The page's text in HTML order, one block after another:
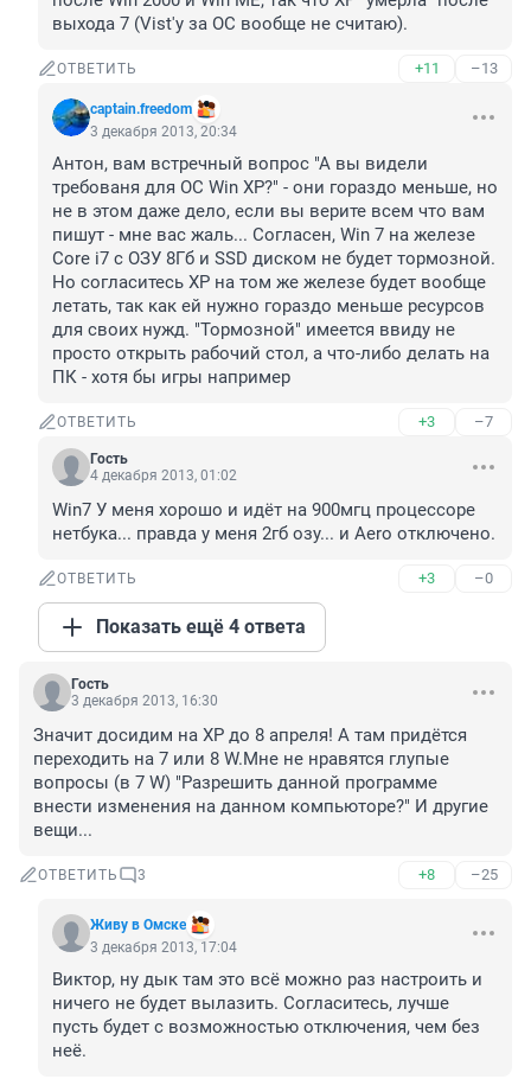
выхода 7 (Vist'у за ОС вообще не считаю).
ОТВЕТИТЬ +11 –13
captain.freedom
3 декабря 2013, 20:34
Антон, вам встречный вопрос "А вы видели
требованя для ОС Win XP?" - они гораздо меньше, но
не в этом даже дело, если вы верите всем что вам
пишут - мне вас жаль... Согласен, Win 7 на железе
Core i7 с ОЗУ 8Гб и SSD диском не будет тормозной.
Но согласитесь XP на том же железе будет вообще
летать, так как ей нужно гораздо меньше ресурсов
для своих нужд. "Тормозной" имеется ввиду не
просто открыть рабочий стол, а что-либо делать на
ПК - хотя бы игры например
ОТВЕТИТЬ +3 –7
Гость
4 декабря 2013, 01:02
Win7 У меня хорошо и идёт на 900мгц процессоре
нетбука... правда у меня 2гб озу... и Aero отключено.
ОТВЕТИТЬ +3 –0
Показать ещё 4 ответа
Гость
3 декабря 2013, 16:30
Значит досидим на XP до 8 апреля! А там придётся
переходить на 7 или 8 W.Мне не нравятся глупые
вопросы (в 7 W) "Разрешить данной программе
внести изменения на данном компьюторе?" И другие
вещи...
ОТВЕТИТЬ 3 +8 –25
Живу в Омске
3 декабря 2013, 17:04
Виктор, ну дык там это всё можно раз настроить и
ничего не будет вылазить. Согласитесь, лучше
пусть будет с возможностью отключения, чем без
неё.